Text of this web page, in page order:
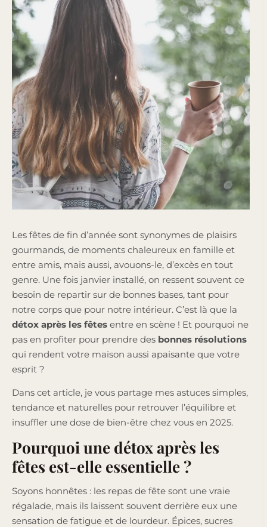
Les fêtes de fin d’année sont synonymes de plaisirs
gourmands, de moments chaleureux en famille et
entre amis, mais aussi, avouons-le, d’excès en tout
genre. Une fois janvier installé, on ressent souvent ce
besoin de repartir sur de bonnes bases, tant pour
notre corps que pour notre intérieur. C’est là que la
détox après les fêtes entre en scène ! Et pourquoi ne
pas en profiter pour prendre des bonnes résolutions
qui rendent votre maison aussi apaisante que votre
esprit ?
Dans cet article, je vous partage mes astuces simples,
tendance et naturelles pour retrouver l’équilibre et
insuffler une dose de bien-être chez vous en 2025.
Pourquoi une détox après les
fêtes est-elle essentielle ?
Soyons honnêtes : les repas de fête sont une vraie
régalade, mais ils laissent souvent derrière eux une
sensation de fatigue et de lourdeur. Épices, sucres